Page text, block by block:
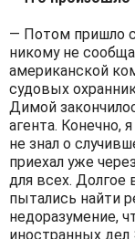
— Потом пришло
никому не
американской
судовых
Димой
агента. Конечно,
не знал о
приехал уже
для всех. Долгое
пытались найти
недоразумение,
иностранных дел